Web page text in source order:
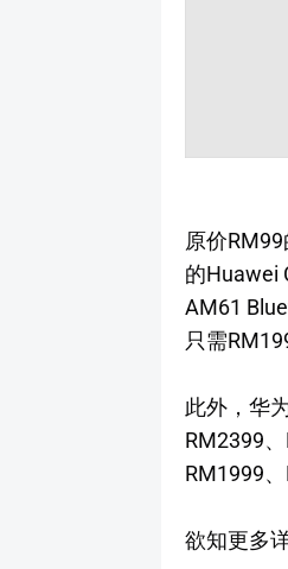
原价
的Huawei
AM61
只需
此外，华
RM2399
RM1999
欲知更多